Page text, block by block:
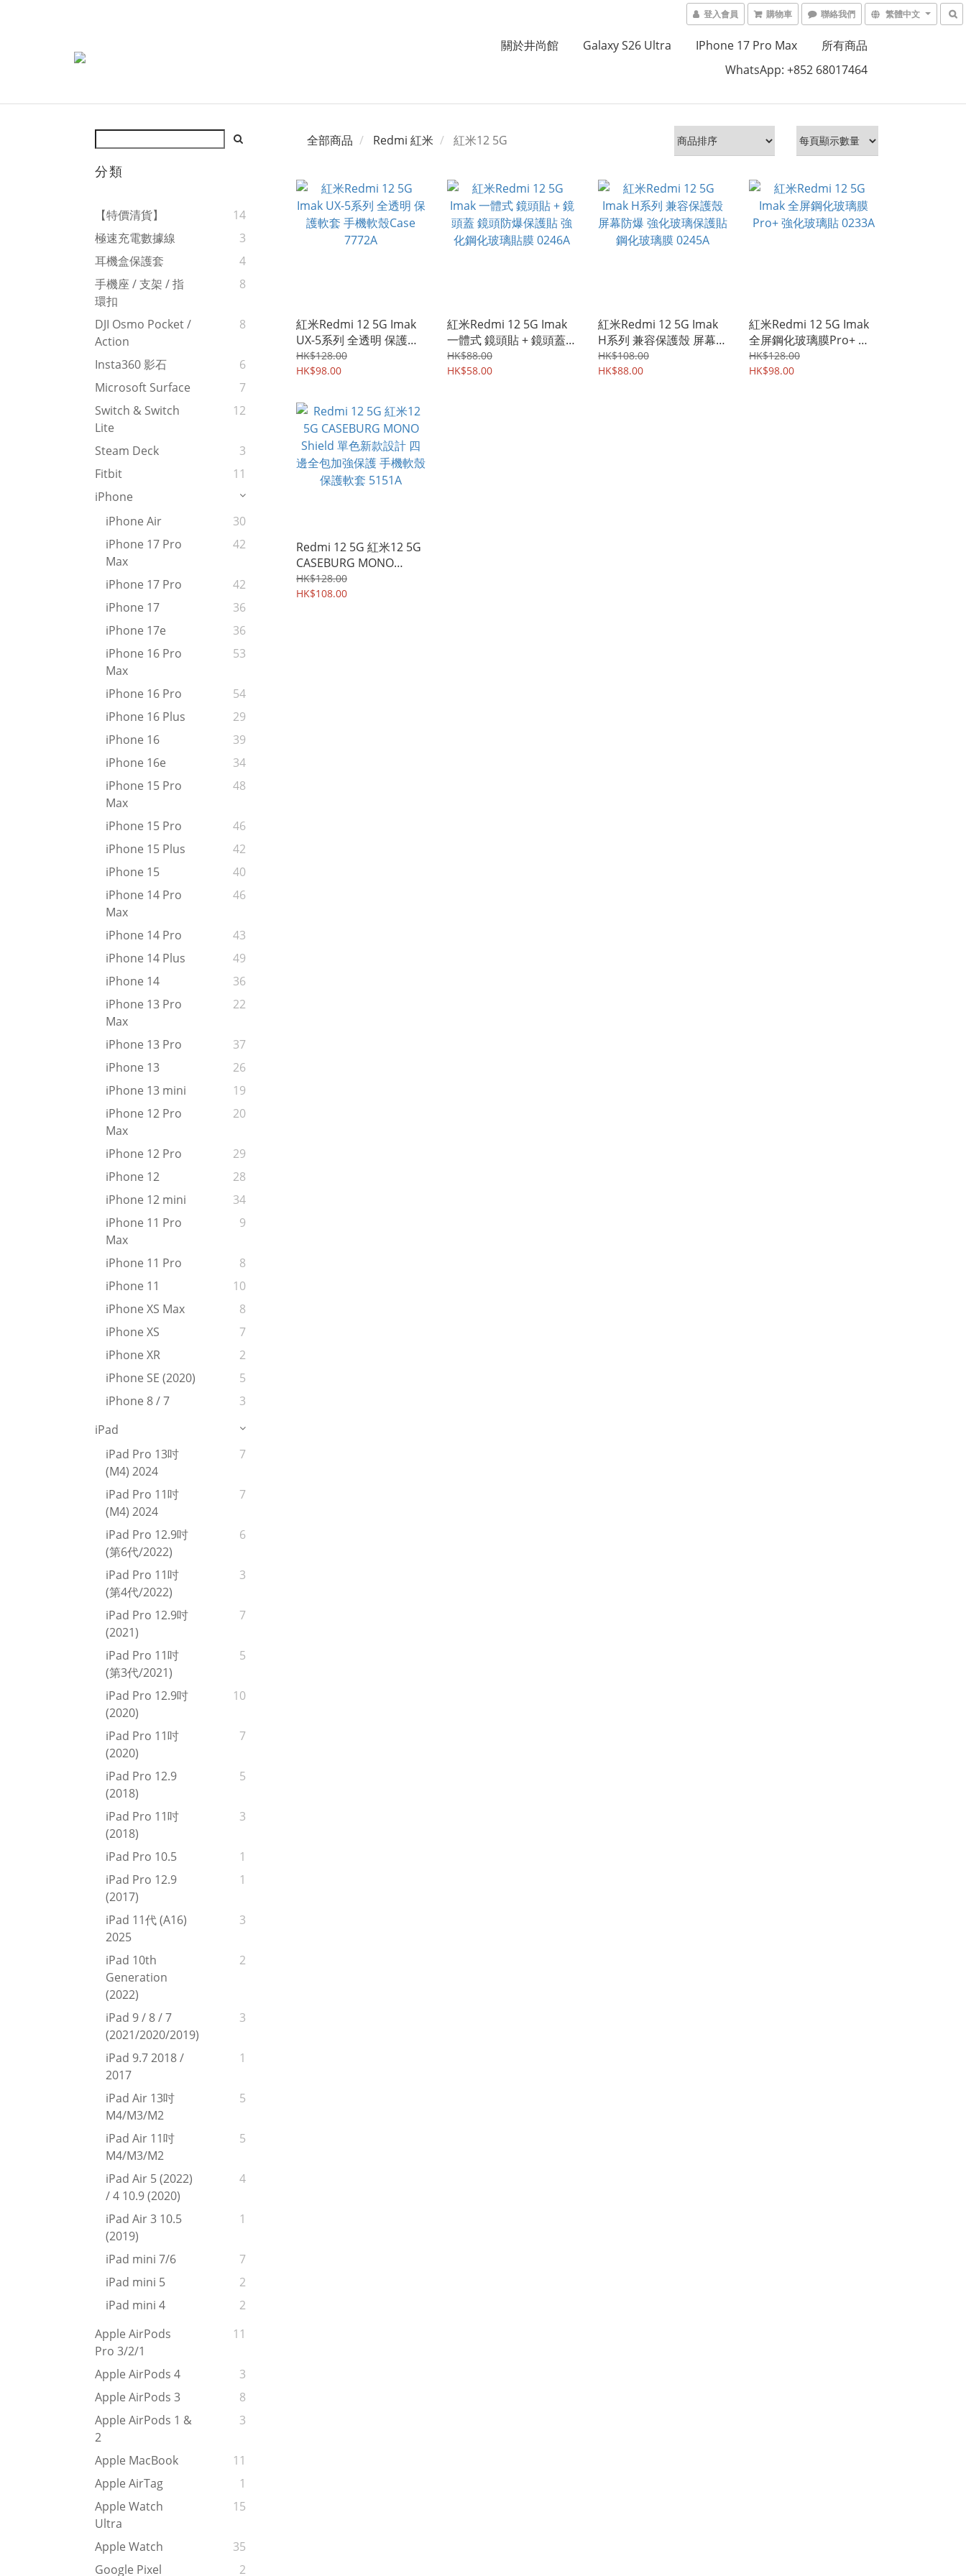
登入會員 購物車 聯絡我們 繁體中文
關於井尚館 Galaxy S26 Ultra IPhone 17 Pro Max
所有商品
WhatsApp: +852 68017464
分類
【特價清貨】
14
極速充電數據線
3
耳機盒保護套
4
手機座 / 支架 / 指
環扣
8
DJI Osmo Pocket /
Action
8
Insta360 影石
6
Microsoft Surface
7
Switch & Switch
Lite
12
Steam Deck
3
Fitbit
11
iPhone
iPhone Air
30
iPhone 17 Pro
Max
42
iPhone 17 Pro
42
iPhone 17
36
iPhone 17e
36
iPhone 16 Pro
Max
53
iPhone 16 Pro
54
iPhone 16 Plus
29
iPhone 16
39
iPhone 16e
34
iPhone 15 Pro
Max
48
iPhone 15 Pro
46
iPhone 15 Plus
42
iPhone 15
40
iPhone 14 Pro
Max
46
iPhone 14 Pro
43
iPhone 14 Plus
49
iPhone 14
36
iPhone 13 Pro
Max
22
iPhone 13 Pro
37
iPhone 13
26
iPhone 13 mini
19
iPhone 12 Pro
Max
20
iPhone 12 Pro
29
iPhone 12
28
iPhone 12 mini
34
iPhone 11 Pro
Max
9
iPhone 11 Pro
8
iPhone 11
10
iPhone XS Max
8
iPhone XS
7
iPhone XR
2
iPhone SE (2020)
5
iPhone 8 / 7
3
iPad
iPad Pro 13吋
(M4) 2024
7
iPad Pro 11吋
(M4) 2024
7
iPad Pro 12.9吋
(第6代/2022)
6
iPad Pro 11吋
(第4代/2022)
3
iPad Pro 12.9吋
(2021)
7
iPad Pro 11吋
(第3代/2021)
5
iPad Pro 12.9吋
(2020)
10
iPad Pro 11吋
(2020)
7
iPad Pro 12.9
(2018)
5
iPad Pro 11吋
(2018)
3
iPad Pro 10.5
1
iPad Pro 12.9
(2017)
1
iPad 11代 (A16)
2025
3
iPad 10th
Generation
(2022)
2
iPad 9 / 8 / 7
(2021/2020/2019)
3
iPad 9.7 2018 /
2017
1
iPad Air 13吋
M4/M3/M2
5
iPad Air 11吋
M4/M3/M2
5
iPad Air 5 (2022)
/ 4 10.9 (2020)
4
iPad Air 3 10.5
(2019)
1
iPad mini 7/6
7
iPad mini 5
2
iPad mini 4
2
Apple AirPods
Pro 3/2/1
11
Apple AirPods 4
3
Apple AirPods 3
8
Apple AirPods 1 &
2
3
Apple MacBook
11
Apple AirTag
1
Apple Watch
Ultra
15
Apple Watch
35
Google Pixel
2
全部商品 Redmi 紅米 紅米12 5G
紅米Redmi 12 5G Imak
UX-5系列 全透明 保護軟
套 手機軟殼Case 7772A
HK$128.00
HK$98.00
紅米Redmi 12 5G Imak
一體式 鏡頭貼 + 鏡頭蓋
鏡頭防爆保護貼 強化鋼化
玻璃貼膜 0246A
HK$88.00
HK$58.00
紅米Redmi 12 5G Imak
H系列 兼容保護殼 屏幕防
爆 強化玻璃保護貼 鋼化
玻璃膜 0245A
HK$108.00
HK$88.00
紅米Redmi 12 5G Imak
全屏鋼化玻璃膜Pro+ 強
化玻璃貼 0233A
HK$128.00
HK$98.00
Redmi 12 5G 紅米12 5G
CASEBURG MONO
Shield 單色新款設計 四
邊全包加強保護 手機軟殼
HK$128.00
HK$108.00